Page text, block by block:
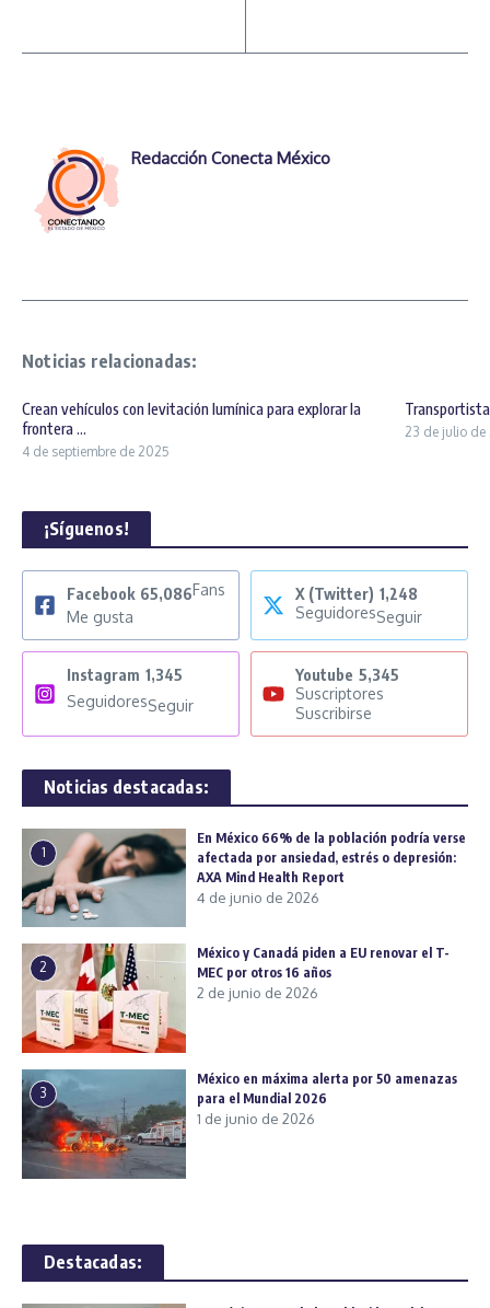
Redacción Conecta México
Noticias relacionadas:
Crean vehículos con levitación lumínica para explorar la
frontera ...
4 de septiembre de 2025
23 de julio de
¡Síguenos!
Facebook 65,086Fans
Me gusta
X (Twitter) 1,248
SeguidoresSeguir
Instagram 1,345
SeguidoresSeguir
Youtube 5,345
Suscriptores
Suscribirse
Noticias destacadas:
1
En México 66% de la población podría verse
afectada por ansiedad, estrés o depresión:
AXA Mind Health Report
4 de junio de 2026
2
México y Canadá piden a EU renovar el T-
MEC por otros 16 años
2 de junio de 2026
3
México en máxima alerta por 50 amenazas
para el Mundial 2026
1 de junio de 2026
Destacadas: